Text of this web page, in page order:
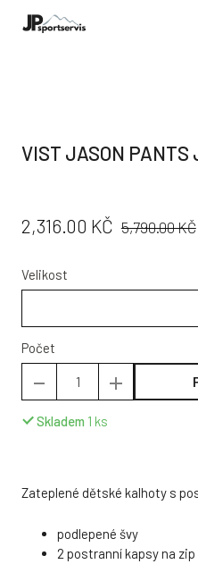
VIST JASON PANTS
CENA:
2,316.00 KČ PŮVODNÍ
5,790.00 KČ
Velikost
Počet
Skladem 1 ks
Zateplené dětské kalhoty s
podlepené švy
2 postranní kapsy na zip